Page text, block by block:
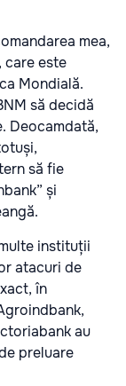
mea,
care este
Mondială.
să decidă
Deocamdată,
să fie
și
instituții
atacuri de
în
au
preluare